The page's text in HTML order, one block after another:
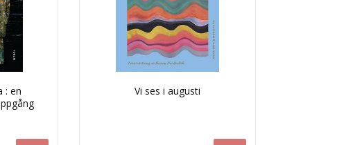
: en
Vi ses i augusti